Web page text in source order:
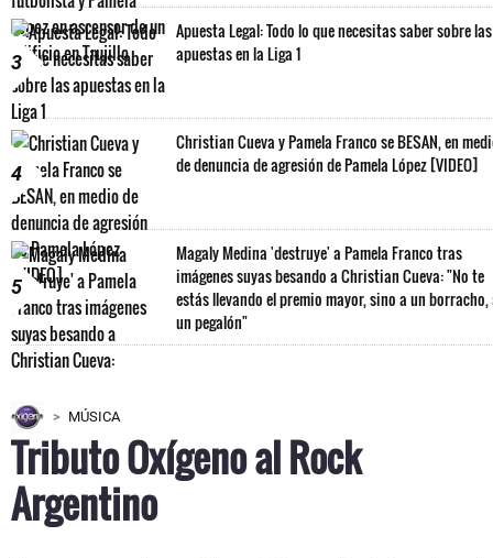
3
Apuesta Legal: Todo lo que necesitas saber sobre las
apuestas en la Liga 1
4
Christian Cueva y Pamela Franco se BESAN, en
de denuncia de agresión de Pamela López [VIDEO]
5
Magaly Medina 'destruye' a Pamela Franco tras
imágenes suyas besando a Christian Cueva: "No te
estás llevando el premio mayor, sino a un borracho,
un pegalón"
MÚSICA
Tributo Oxígeno al Rock
Argentino